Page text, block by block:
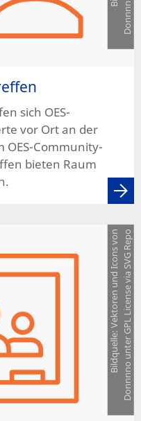
sich OES-
vor Ort an der
OES-Community-
bieten Raum
B
i
l
d
q
u
e
l
l
e
:
V
e
k
t
o
r
e
n
u
n
d
I
c
o
n
s
v
o
n
D
o
n
n
n
n
o
u
n
t
e
r
G
P
L
L
i
c
e
n
s
e
v
i
a
S
V
G
R
e
po